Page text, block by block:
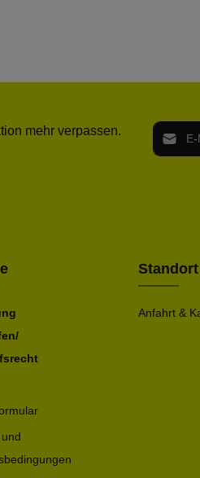
mehr verpassen. E-Mail-
Standort
Anfahrt &